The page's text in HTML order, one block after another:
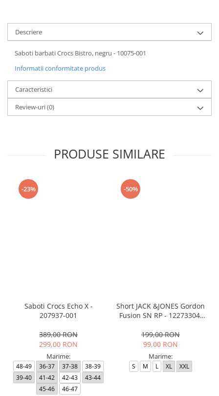
Descriere
Saboti barbati Crocs Bistro, negru - 10075-001
Informatii conformitate produs
Caracteristici
Review-uri(0)
PRODUSE SIMILARE
-23%
Saboti Crocs Echo X -
207937-001
389,00 RON
299,00 RON
Marime:
48-49 36-37 37-38
38-39
39-40
41-42 42-43
43-44
45-46
46-47
-50%
Short JACK &JONES Gordon
Fusion SN RP - 12273304-
199,00 RON
99,00 RON
Marime:
S M L XL XXL